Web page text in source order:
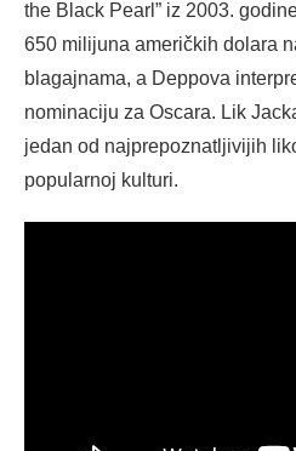
the Black Pearl” iz 2003.
650 milijuna američkih dolara
blagajnama, a Deppova
nominaciju za Oscara. Lik
jedan od najprepoznatljivijih
popularnoj kulturi.